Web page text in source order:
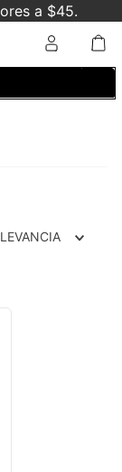
a $45.